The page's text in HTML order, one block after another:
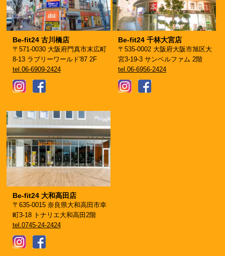
Be-fit24 古川橋店
〒571-0030 大阪府門真市末広町
8-13 ラブリーワールド'87 2F
tel.06-6909-2424
Be-fit24 千林大宮店
〒535-0002 大阪府大阪市旭区大
宮3-19-3 サンベルファム 2階
tel.06-6956-2424
Be-fit24 大和高田店
〒635-0015 奈良県大和高田市幸
町3-18 トナリエ大和高田2階
tel.0745-24-2424